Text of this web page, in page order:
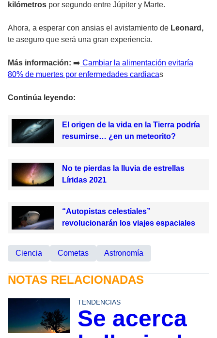
kilómetros por segundo entre Júpiter y Marte.
Ahora, a esperar con ansias el avistamiento de Leonard,
te aseguro que será una gran experiencia.
Más información: ➡️ Cambiar la alimentación evitaría
80% de muertes por enfermedades cardiacas
Continúa leyendo:
El origen de la vida en la Tierra podría
resumirse… ¿en un meteorito?
No te pierdas la lluvia de estrellas
Líridas 2021
“Autopistas celestiales”
revolucionarán los viajes espaciales
Ciencia Cometas Astronomía
NOTAS RELACIONADAS
TENDENCIAS
Se acerca